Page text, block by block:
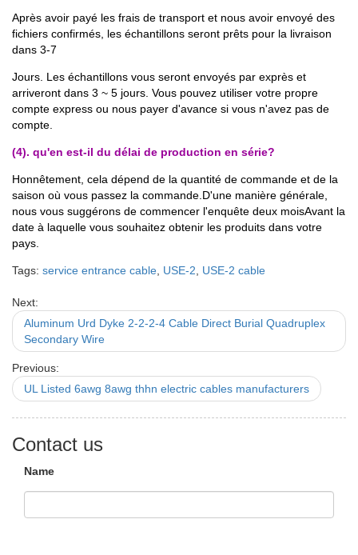
Après avoir payé les frais de transport et nous avoir envoyé des
fichiers confirmés, les échantillons seront prêts pour la livraison
dans 3-7
Jours. Les échantillons vous seront envoyés par exprès et
arriveront dans 3 ~ 5 jours. Vous pouvez utiliser votre propre
compte express ou nous payer d'avance si vous n'avez pas de
compte.
(4). qu'en est-il du délai de production en série?
Honnêtement, cela dépend de la quantité de commande et de la
saison où vous passez la commande. D'une manière générale,
nous vous suggérons de commencer l'enquête deux moisAvant la
date à laquelle vous souhaitez obtenir les produits dans votre
pays.
Tags: service entrance cable USE-2 USE-2 cable
Next:
Aluminum Urd Dyke 2-2-2-4 Cable Direct Burial Quadruplex
Secondary Wire
Previous:
UL Listed 6awg 8awg thhn electric cables manufacturers
Contact us
Name